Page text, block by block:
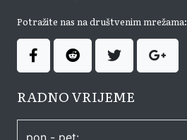
Potražite nas na društvenim mrežama:
RADNO VRIJEME
pon - pet: